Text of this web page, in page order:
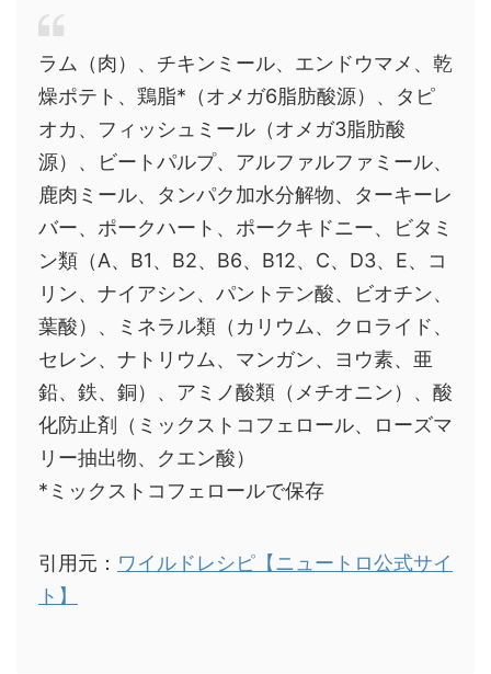
ラム（肉）、チキンミール、エンドウマメ、乾
燥ポテト、鶏脂*（オメガ6脂肪酸源）、タピ
オカ、フィッシュミール（オメガ3脂肪酸
源）、ビートパルプ、アルファルファミール、
鹿肉ミール、タンパク加水分解物、ターキーレ
バー、ポークハート、ポークキドニー、ビタミ
ン類（A、B1、B2、B6、B12、C、D3、E、コ
リン、ナイアシン、パントテン酸、ビオチン、
葉酸）、ミネラル類（カリウム、クロライド、
セレン、ナトリウム、マンガン、ヨウ素、亜
鉛、鉄、銅）、アミノ酸類（メチオニン）、酸
化防止剤（ミックストコフェロール、ローズマ
リー抽出物、クエン酸）
*ミックストコフェロールで保存
引用元： ワイルドレシピ【ニュートロ公式サイ
ト】